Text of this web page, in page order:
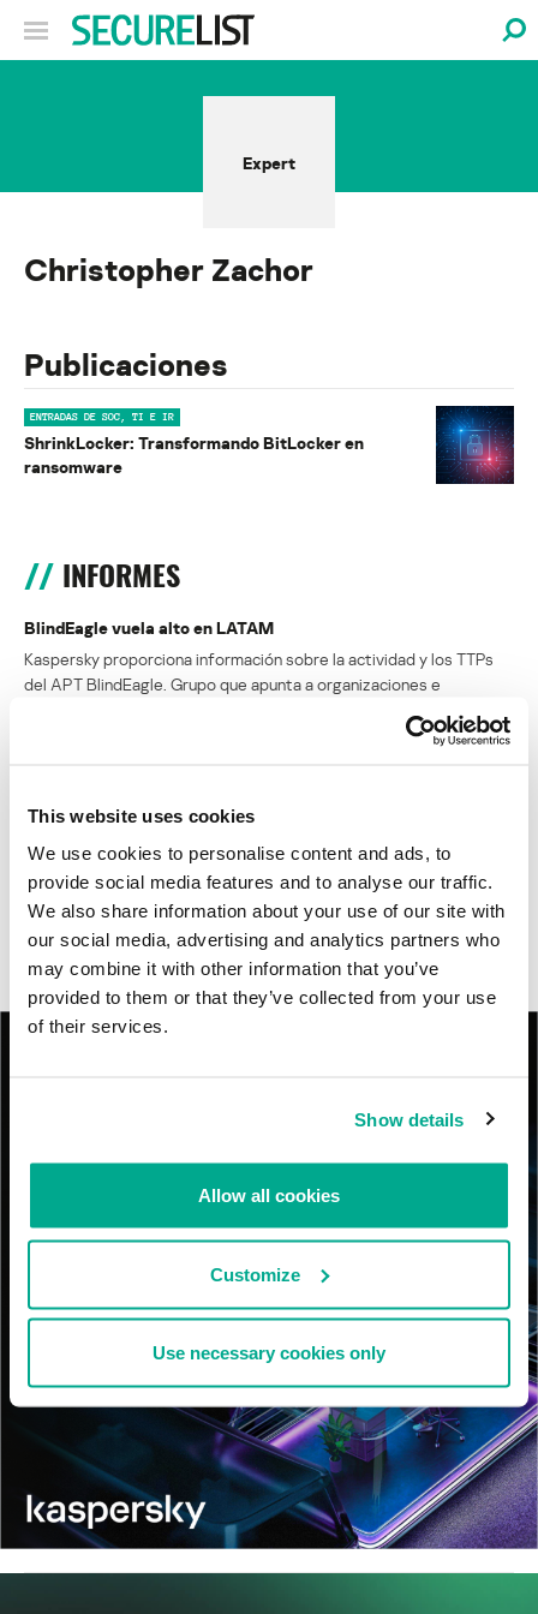
This website uses cookies
We use cookies to personalise content and ads, to
provide social media features and to analyse our traffic.
We also share information about your use of our site with
our social media, advertising and analytics partners who
may combine it with other information that you’ve
provided to them or that they’ve collected from your use
of their services.
Show details
Allow all cookies
Customize
Use necessary cookies only
Expert
Christopher Zachor
Publicaciones
ENTRADAS DE SOC, TI E IR
ShrinkLocker: Transformando BitLocker en
ransomware
INFORMES
BlindEagle vuela alto en LATAM
Kaspersky proporciona información sobre la actividad y los TTPs
del APT BlindEagle. Grupo que apunta a organizaciones e
APT asiáticos modernos
MosaicRegressor: acechando en las sombras de UEFI
RevengeHotels: cibercrimen dirigido a recepciones de hotel
en todo el mundo